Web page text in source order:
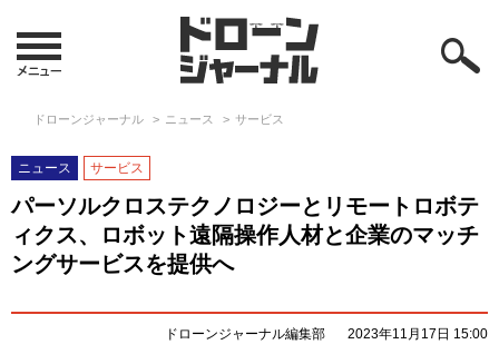
ドローンジャーナル ニュース サービス
ニュース サービス
パーソルクロステクノロジーとリモートロボテ
ィクス、ロボット遠隔操作人材と企業のマッチ
ングサービスを提供へ
ドローンジャーナル編集部 2023年11月17日 15:00